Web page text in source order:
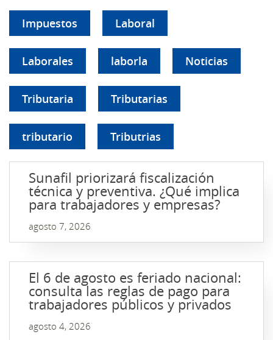
Impuestos Laboral
Laborales laborla Noticias
Tributaria Tributarias
tributario Tributrias
Sunafil priorizará fiscalización
técnica y preventiva. ¿Qué implica
para trabajadores y empresas?
agosto 7, 2026
El 6 de agosto es feriado nacional:
consulta las reglas de pago para
trabajadores públicos y privados
agosto 4, 2026